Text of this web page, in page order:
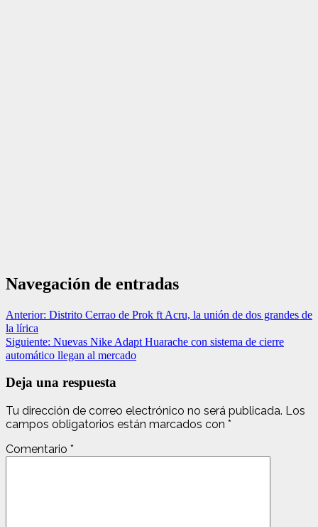
Navegación de entradas
Anterior: Distrito Cerrao de Prok ft Acru, la unión de dos grandes de
la lírica
Siguiente: Nuevas Nike Adapt Huarache con sistema de cierre
automático llegan al mercado
Deja una respuesta
Tu dirección de correo electrónico no será publicada. Los
campos obligatorios están marcados con *
Comentario *